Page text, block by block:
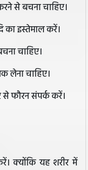
से बचना चाहिए।
इस्तेमाल करें।
चाहिए।
लेना चाहिए।
से फौरन संपर्क करें।
क्योंकि यह शरीर में